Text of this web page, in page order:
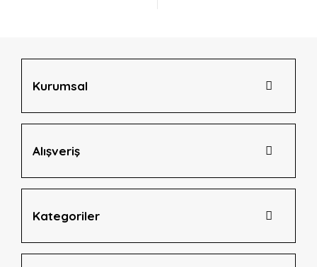
Kurumsal
Alışveriş
Kategoriler